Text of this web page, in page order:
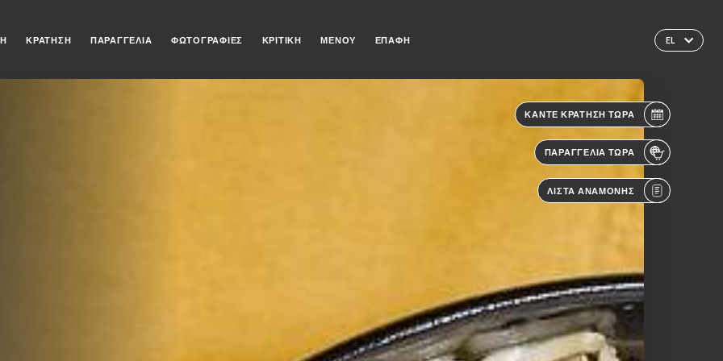
EL
ΚΡΆΤΗΣΗ ΠΑΡΑΓΓΕΛΊΑ ΦΩΤΟΓΡΑΦΊΕΣ ΚΡΙΤΙΚΉ ΜΕΝΟΎ ΕΠΑΦΉ
ΚΆΝΤΕ ΚΡΆΤΗΣΗ ΤΏΡΑ
ΠΑΡΑΓΓΕΛΊΑ ΤΏΡΑ
ΛΊΣΤΑ ΑΝΑΜΟΝΉΣ